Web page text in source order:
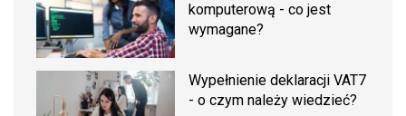
komputerową - co jest
wymagane?
Wypełnienie deklaracji VAT7
- o czym należy wiedzieć?